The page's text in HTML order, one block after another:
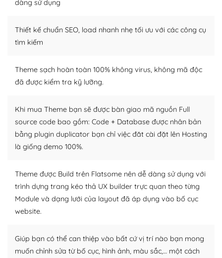
WordPress là nơi lưu trữ cho một diễn đàn cộng đồng
người cuồng tín WordPress.
Nếu bạn gặp khó khăn, bạn có thể lên mạng và tìm
lời, giải đáp vấn đề của bạn.
Cộng đồng sử dụng WordPress sẵn sàng hỗ trợ bạn
– Đa dạng plugin và themes
Plugin mở rộng là thành phần cài đặt thêm vào
WordPress để tăng thêm các tính năng cần thiết. Có
nhiều plugin trả phí hoặc miễn phí.
Nhờ lượng người dùng đông đảo, thư viện themes và
thích chọn lựa plugin và themes phù hợp cho mục đích
lập website của mình.
dàng sử dụng
Thiết kế chuẩn SEO, load nhanh nhẹ tối ưu với các công cụ
tìm kiếm
Theme sạch hoàn toàn 100% không virus, không mã độc
đã được kiểm tra kỹ lưỡng.
Khi mua Theme bạn sẽ được bàn giao mã nguồn Full
source code bao gồm: Code + Database được nhân bản
bằng plugin duplicator bạn chỉ việc đăt cài đặt lên Hosting
là giống demo 100%.
Theme được Build trên Flatsome nên dễ dàng sử dụng với
trình dựng trang kéo thả UX builder trực quan theo từng
Module và dạng lưới của layout đã áp dụng vào bố cục
website.
Giúp bạn có thể can thiệp vào bất cứ vị trí nào bạn mong
muốn chỉnh sửa từ bố cục, hình ảnh, màu sắc,… một cách